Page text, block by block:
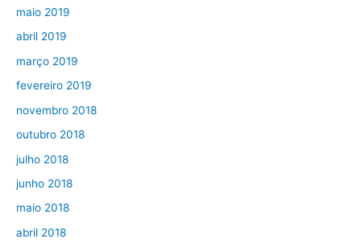
maio 2019
abril 2019
março 2019
fevereiro 2019
novembro 2018
outubro 2018
julho 2018
junho 2018
maio 2018
abril 2018